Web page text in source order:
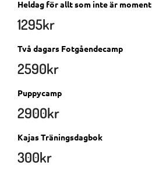
Heldag för allt som inte är moment
1295kr
Två dagars Fotgåendecamp
2590kr
Puppycamp
2900kr
Kajas Träningsdagbok
300kr